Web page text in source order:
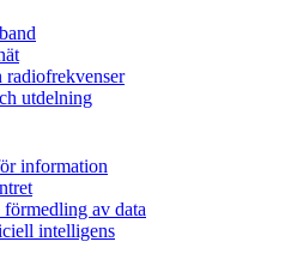
radiofrekvenser
utdelning
information
av data
intelligens